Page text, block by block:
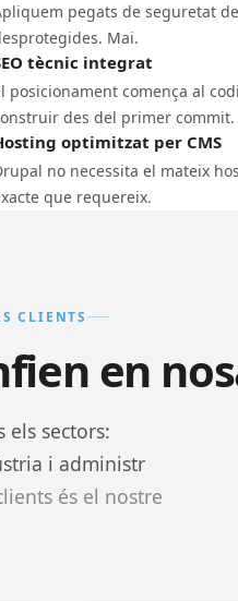
pegats de seguretat
Mai.
tècnic integrat
posicionament comença al
des del primer commit.
optimitzat per CMS
no necessita el mateix
que requereix.
CLIENTS
en
els sectors:
i administr
és el nostre